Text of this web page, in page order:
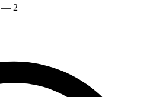
— 2